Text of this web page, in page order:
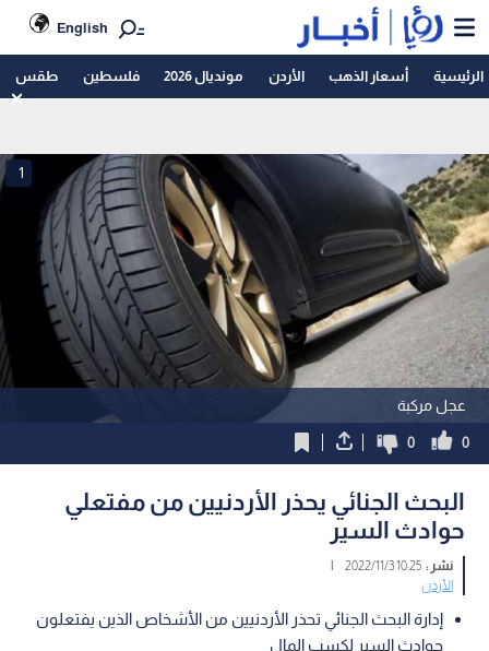
English
الرئيسية أسعار الذهب الأردن مونديال 2026 فلسطين طقس
عجل مركبة
1
0
0
البحث الجنائي يحذر الأردنيين من مفتعلي
حوادث السير
نشر :10:25 2022/11/3
|
الأردن
إدارة البحث الجنائي تحذر الأردنيين من الأشخاص الذين يفتعلون
حوادث السير لكسب المال